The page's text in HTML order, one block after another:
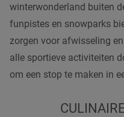
winterwonderland buiten
funpistes en snowparks
zorgen voor afwisseling
alle sportieve activiteiten
om een stop te maken in